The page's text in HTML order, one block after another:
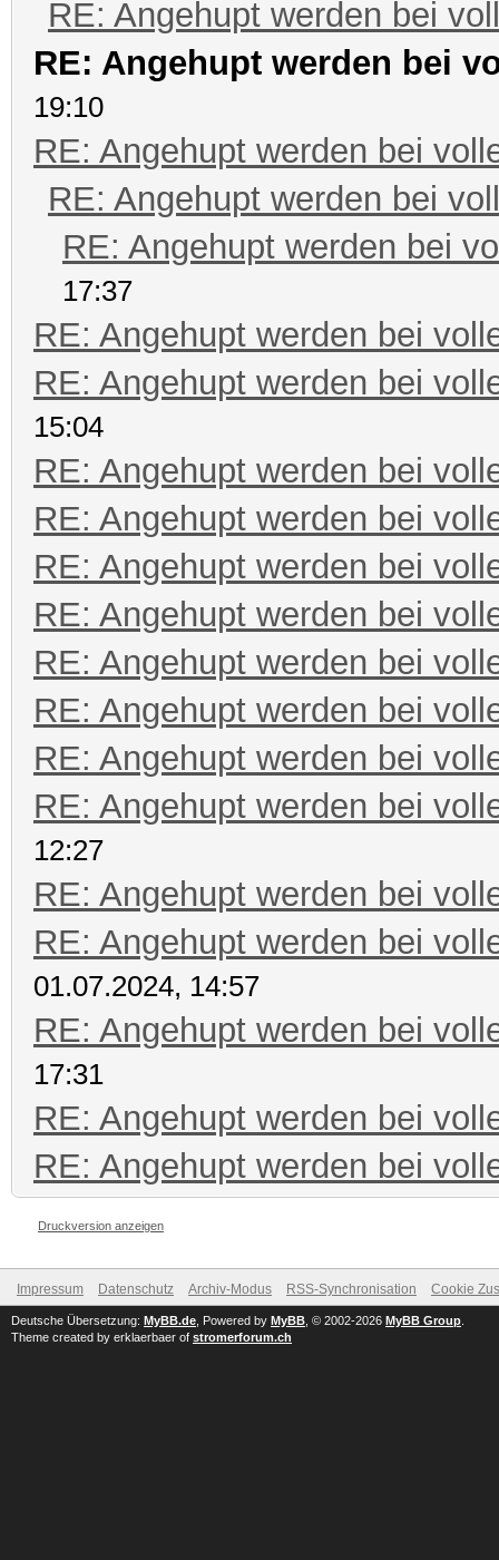
RE: Angehupt werden bei
RE: Angehupt werden bei
19:10
RE: Angehupt werden bei
RE: Angehupt werden bei
RE: Angehupt werden bei
17:37
RE: Angehupt werden bei
RE: Angehupt werden bei
15:04
RE: Angehupt werden bei
RE: Angehupt werden bei
RE: Angehupt werden bei
RE: Angehupt werden bei
RE: Angehupt werden bei
RE: Angehupt werden bei
RE: Angehupt werden bei
RE: Angehupt werden bei
12:27
RE: Angehupt werden bei
RE: Angehupt werden bei
01.07.2024, 14:57
RE: Angehupt werden bei
17:31
RE: Angehupt werden bei
RE: Angehupt werden bei
Druckversion anzeigen
Impressum Datenschutz Archiv-Modus RSS-Synchronisation Cookie
Deutsche Übersetzung: MyBB.de , Powered by MyBB , © 2002-2026 MyBB Group
Theme created by erklaerbaer of stromerforum.ch